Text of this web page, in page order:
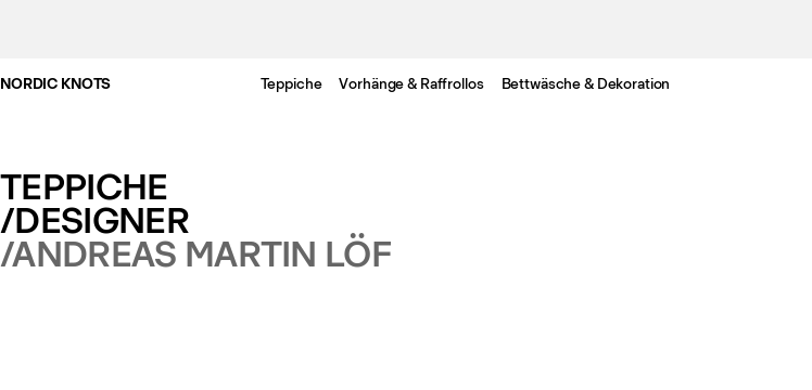
NORDIC KNOTS Teppiche Vorhänge & Raffrollos Bettwäsche & Dekoration
TEPPICHE
/DESIGNER
/ANDREAS MARTIN LÖF